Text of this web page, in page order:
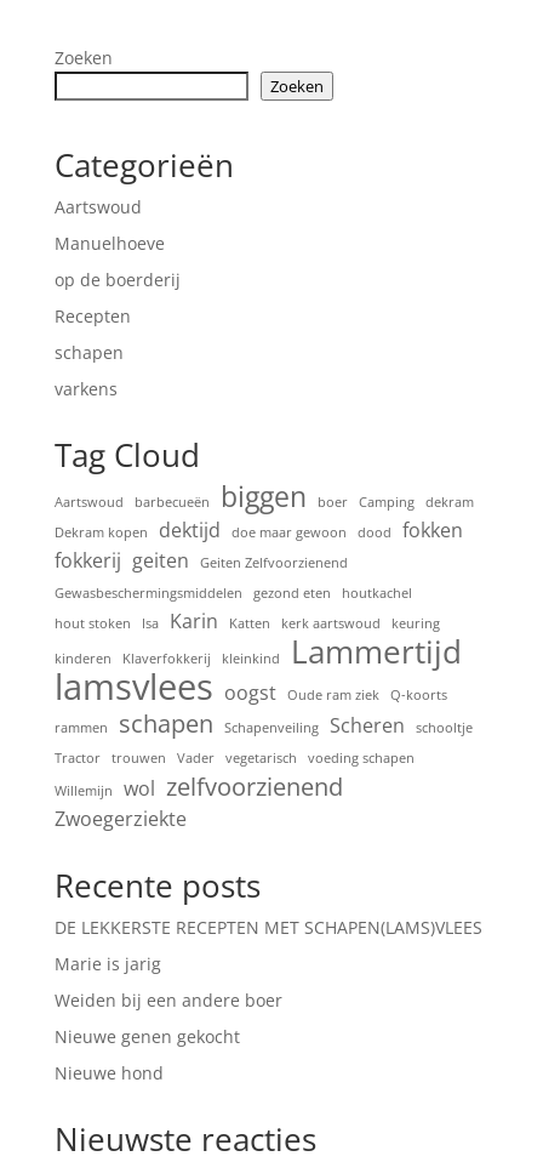
Zoeken
Zoeken
Categorieën
Aartswoud
Manuelhoeve
op de boerderij
Recepten
schapen
varkens
Tag Cloud
Aartswoud barbecueën biggen boer Camping
dekram
Dekram kopen
dektijd doe maar gewoon dood
fokken
fokkerij geiten
Geiten Zelfvoorzienend
Gewasbeschermingsmiddelen
gezond eten
houtkachel
hout stoken
Isa Karin Katten kerk aartswoud keuring
kinderen Klaverfokkerij kleinkind Lammertijd
lamsvlees oogst Oude ram ziek
Q-koorts
rammen
schapen Schapenveiling Scheren
schooltje
Tractor
trouwen Vader vegetarisch
voeding schapen
Willemijn
wol zelfvoorzienend
Zwoegerziekte
Recente posts
DE LEKKERSTE RECEPTEN MET SCHAPEN(LAMS)VLEES
Marie is jarig
Weiden bij een andere boer
Nieuwe genen gekocht
Nieuwe hond
Nieuwste reacties